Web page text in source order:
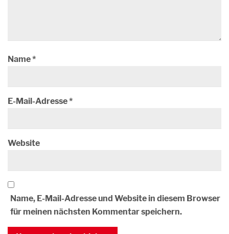
Name*
E-Mail-Adresse*
Website
Name, E-Mail-Adresse und Website in diesem Browser
für meinen nächsten Kommentar speichern.